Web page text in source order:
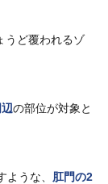
うど覆われるゾ
の部位が対象と
うな、 肛門の2